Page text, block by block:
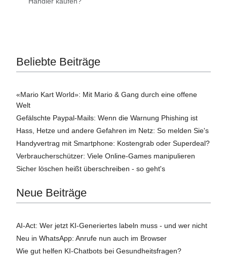
Beliebte Beiträge
«Mario Kart World»: Mit Mario & Gang durch eine offene
Welt
Gefälschte Paypal-Mails: Wenn die Warnung Phishing ist
Hass, Hetze und andere Gefahren im Netz: So melden Sie's
Handyvertrag mit Smartphone: Kostengrab oder Superdeal?
Verbraucherschützer: Viele Online-Games manipulieren
Sicher löschen heißt überschreiben - so geht's
Neue Beiträge
AI-Act: Wer jetzt KI-Generiertes labeln muss - und wer nicht
Neu in WhatsApp: Anrufe nun auch im Browser
Wie gut helfen KI-Chatbots bei Gesundheitsfragen?